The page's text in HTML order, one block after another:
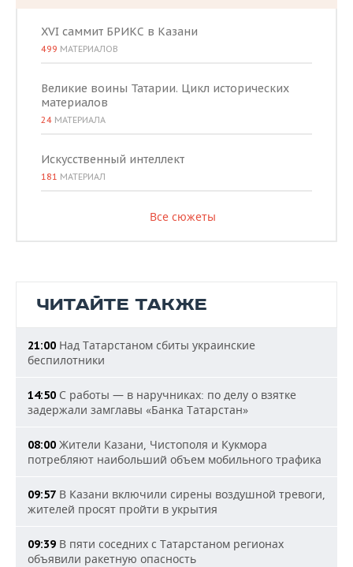
XVI саммит БРИКС в Казани
499 МАТЕРИАЛОВ
Великие воины Татарии. Цикл исторических
материалов
24 МАТЕРИАЛА
Искусственный интеллект
181 МАТЕРИАЛ
Все сюжеты
ЧИТАЙТЕ ТАКЖЕ
21:00 Над Татарстаном сбиты украинские
беспилотники
14:50 С работы — в наручниках: по делу о взятке
задержали замглавы «Банка Татарстан»
08:00 Жители Казани, Чистополя и Кукмора
потребляют наибольший объем мобильного трафика
09:57 В Казани включили сирены воздушной тревоги,
жителей просят пройти в укрытия
09:39 В пяти соседних с Татарстаном регионах
объявили ракетную опасность